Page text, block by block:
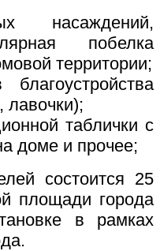
насаждений,
побелка
территории;
лавочки);
таблички с
доме и прочее;
состоится 25
площади города
в рамках